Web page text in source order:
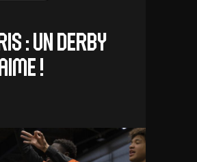
: un derby
!